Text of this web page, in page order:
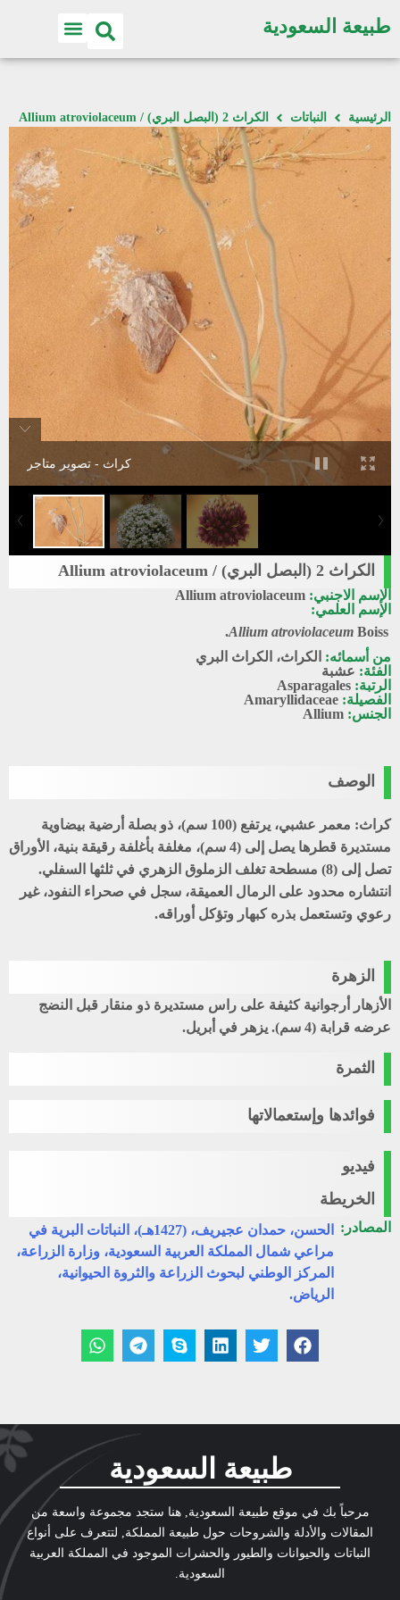
طبيعة السعودية
الرئيسية النباتات الكراث 2 (البصل البري) / Allium atroviolaceum
كراث - تصوير متاجر
الكراث 2 (البصل البري) / Allium atroviolaceum
الإسم الاجنبي: Allium atroviolaceum
الإسم العلمي:
Allium atroviolaceum Boiss.
من أسمائه: الكراث، الكراث البري
الفئة: عشبة
الرتبة: Asparagales
الفصيلة: Amaryllidaceae
الجنس: Allium
الوصف
كراث
: معمر عشبي، يرتفع (100 سم)، ذو بصلة أرضية بيضاوية
مستديرة قطرها يصل إلى (4 سم)، مغلفة بأغلفة رقيقة بنية، الأوراق
تصل إلى (8) مسطحة تغلف الزملوق الزهري في ثلثها السفلي.
انتشاره محدود على الرمال العميقة، سجل في صحراء النفود، غير
رعوي وتستعمل بذره كبهار وتؤكل أوراقه.
الزهرة
الأزهار أرجوانية كثيفة على راس مستديرة ذو منقار قبل النضج
عرضه قرابة (4 سم). يزهر في أبريل.
الثمرة
فوائدها وإستعمالاتها
فيديو
الخريطة
المصادر:
الحسن، حمدان عجيريف، (1427هـ)، النباتات البرية في
مراعي شمال المملكة العربية السعودية، وزارة الزراعة،
المركز الوطني لبحوث الزراعة والثروة الحيوانية،
الرياض.
طبيعة السعودية
مرحباً بك في موقع طبيعة السعودية, هنا ستجد مجموعة واسعة من
المقالات والأدلة والشروحات حول طبيعة المملكة, لتتعرف على أنواع
النباتات والحيوانات والطيور والحشرات الموجود في المملكة العربية
السعودية.